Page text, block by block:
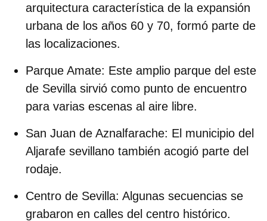
arquitectura característica de la expansión
urbana de los años 60 y 70, formó parte de
las localizaciones.
Parque Amate: Este amplio parque del este
de Sevilla sirvió como punto de encuentro
para varias escenas al aire libre.
San Juan de Aznalfarache: El municipio del
Aljarafe sevillano también acogió parte del
rodaje.
Centro de Sevilla: Algunas secuencias se
grabaron en calles del centro histórico.